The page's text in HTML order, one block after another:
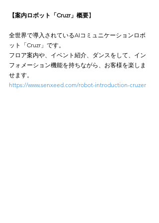
【案内ロボット「Cruzr」概要】
全世界で導入されているAIコミュニケーションロボ
ット「Cruzr」です。
フロア案内や、イベント紹介、ダンスをして、イン
フォメーション機能を持ちながら、お客様を楽しま
せます。
https://www.senxeed.com/robot-introduction-cruzer